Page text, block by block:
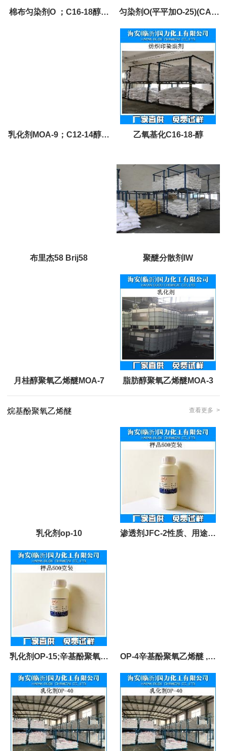
棉布匀染剂O ；C16-18醇聚 匀染剂O(平平加O-25)(CAS
No.68439-49-6)
乳化剂MOA-9；C12-14醇聚 乙氧基化C16-18-醇
布里杰58 Brij58 聚醚分散剂IW
月桂醇聚氧乙烯醚MOA-7 脂肪醇聚氧乙烯醚MOA-3
烷基酚聚氧乙烯醚 查看更多 >
乳化剂op-10 渗透剂JFC-2性质、用途与
乳化剂OP-15;辛基酚聚氧乙
烯醚OP-15
OP-4辛基酚聚氧乙烯醚 ,强
效去油